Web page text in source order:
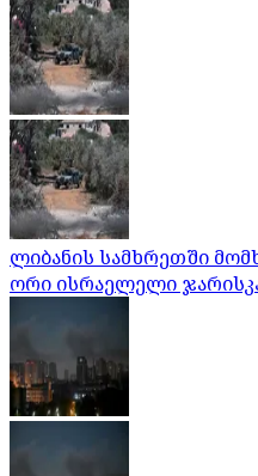
ლიბანის სამხრეთში
ორი ისრაელელი